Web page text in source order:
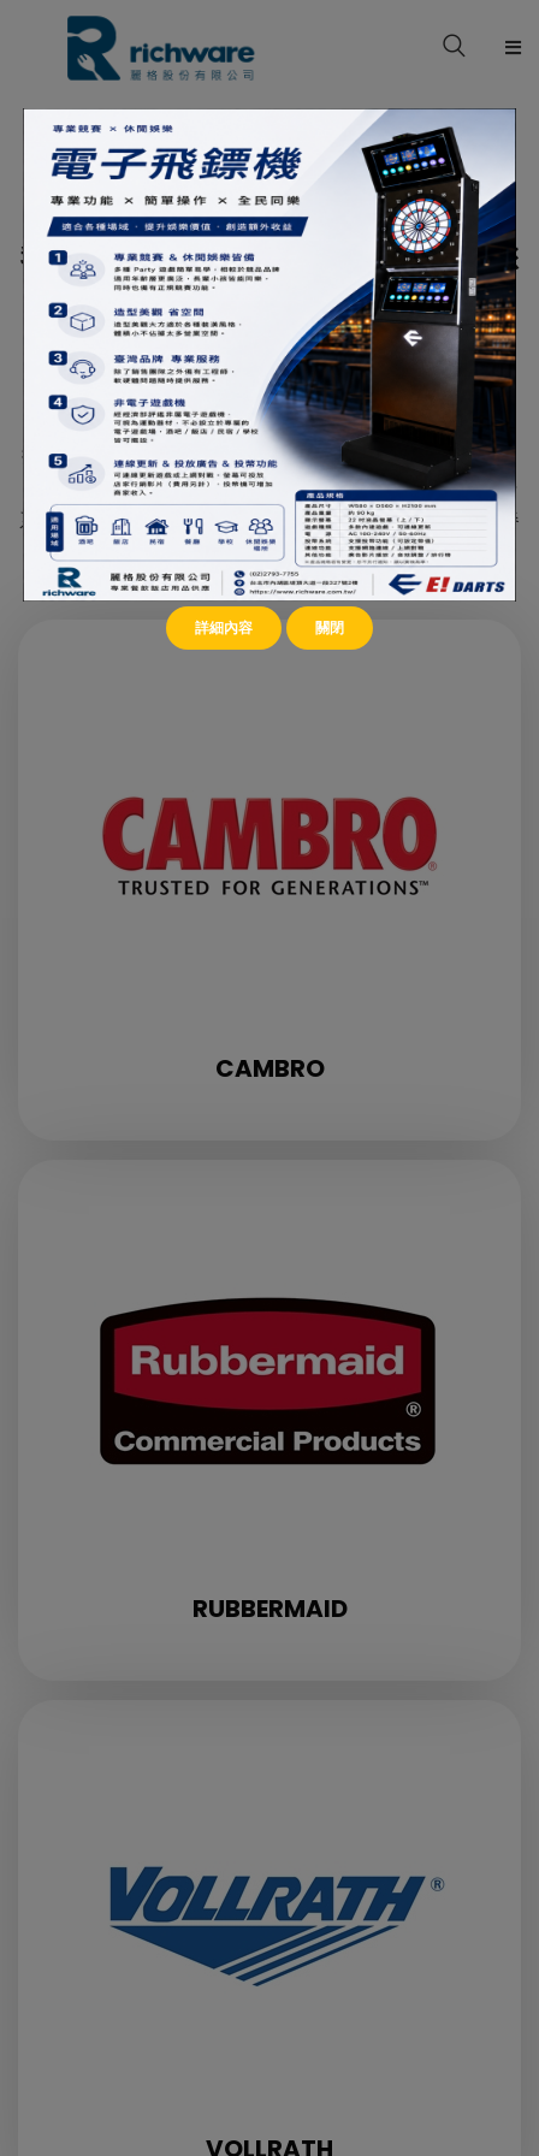
關於我們
產品型錄
品牌專區
案例分享
檔案下載
聯絡我們
BEST SERVICES
我們視自己為您生意上的夥伴，願意和您
一起從零開始。
麗格成立於2013年，專業從事餐飲用品，主要代理美國
Rubbermaid、CAMBRO為各大知名連鎖餐廳、星級飯店、
商旅、醫院使用。如其他知名品牌如VOLLRATH、KAY定量
挖勺，不銹鋼廚房用品系列。KAY是國際連鎖餐廳指定使用
清潔品牌。MAGNESOL XL濾油粉、索瑪保鮮膜。三能烘培
系列產品如烤盤、烤盤車等。垃圾桶及清潔用品，一系列餐
飲周邊用品，是您在事業上的好推手。
CAMBRO
RUBBERMAID
VOLLRATH
詳細內容 關閉